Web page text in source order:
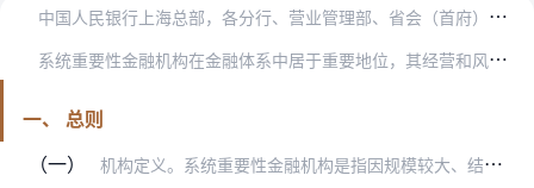
中
国人民银行上海总部，各分行、营业管理部、省会（首府）城市中心支行、副省级城市中心支行；各银保监局筹备组；证监会各派出机构：
系
统重要性金融机构在金融体系中居于重要地位，其经营和风险状况直接关系到我国金融体系整体稳健性以及服务实体经济的能力。为完善我国系统重要性金融机构监管框架，建立系…
一、 总则
（一）
机构定义。系统重要性金融机构是指因规模较大、结构和业务复杂度较高、与其他金融机构关联性较强，在金融体系中提供难以替代的关键服务，一旦发生重大风险事件而无法持续经…